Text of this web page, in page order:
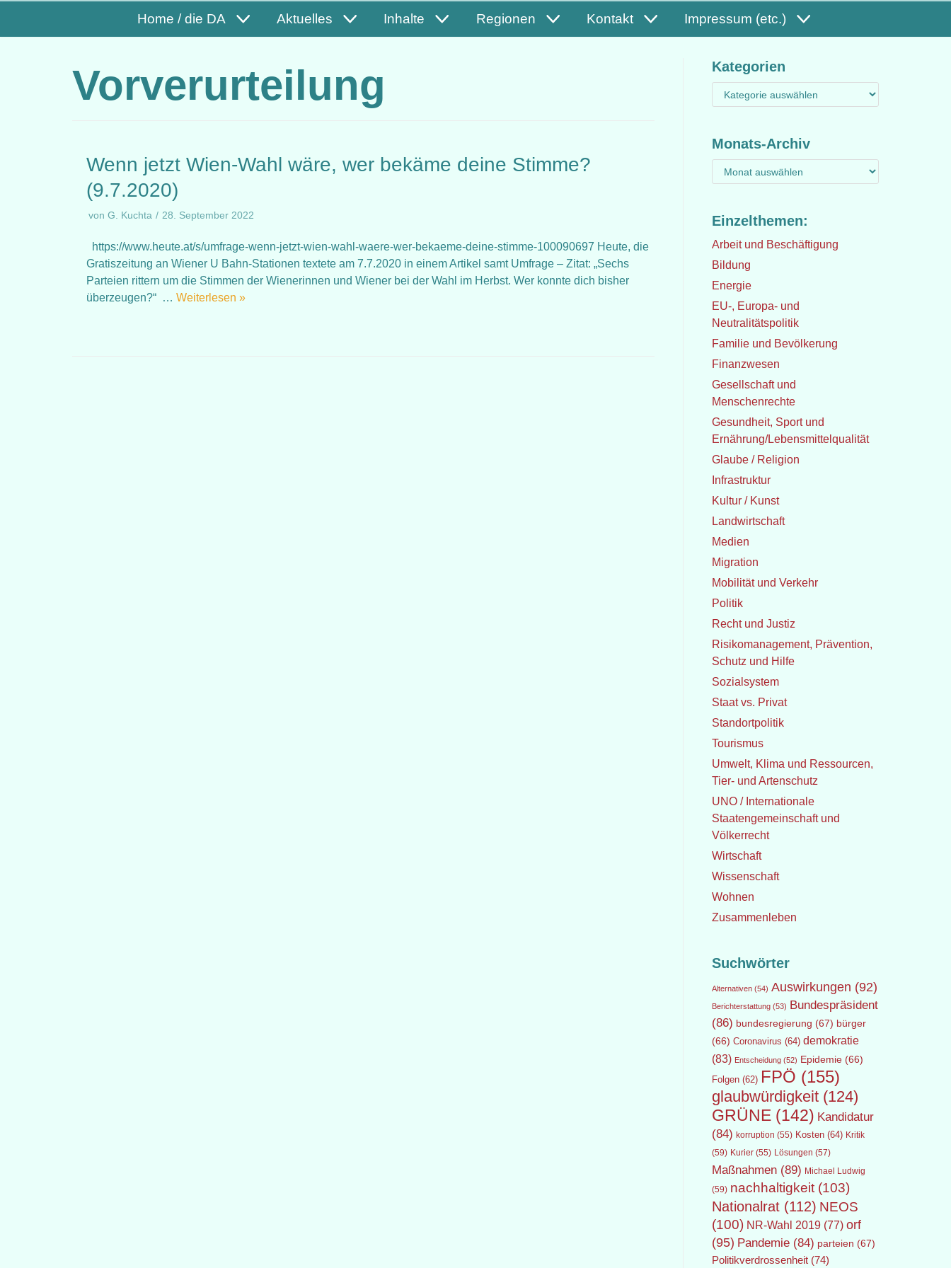
Home / die DA Aktuelles Inhalte Regionen Kontakt Impressum (etc.)
Vorverurteilung
Wenn jetzt Wien-Wahl wäre, wer bekäme deine Stimme?
(9.7.2020)
von G. Kuchta 28. September 2022
https://www.heute.at/s/umfrage-wenn-jetzt-wien-wahl-waere-wer-bekaeme-deine-stimme-100090697 Heute, die
Gratiszeitung an Wiener U Bahn-Stationen textete am 7.7.2020 in einem Artikel samt Umfrage – Zitat: „Sechs
Parteien rittern um die Stimmen der Wienerinnen und Wiener bei der Wahl im Herbst. Wer konnte dich bisher
überzeugen?“ … Weiterlesen »
Kategorien
Monats-Archiv
Einzelthemen:
Arbeit und Beschäftigung
Bildung
Energie
EU-, Europa- und
Neutralitätspolitik
Familie und Bevölkerung
Finanzwesen
Gesellschaft und
Menschenrechte
Gesundheit, Sport und
Ernährung/Lebensmittelqualität
Glaube / Religion
Infrastruktur
Kultur / Kunst
Landwirtschaft
Medien
Migration
Mobilität und Verkehr
Politik
Recht und Justiz
Risikomanagement, Prävention,
Schutz und Hilfe
Sozialsystem
Staat vs. Privat
Standortpolitik
Tourismus
Umwelt, Klima und Ressourcen,
Tier- und Artenschutz
UNO / Internationale
Staatengemeinschaft und
Völkerrecht
Wirtschaft
Wissenschaft
Wohnen
Zusammenleben
Suchwörter
Alternativen(54) Auswirkungen (92)
Berichterstattung(53) Bundespräsident
(86) bundesregierung (67) bürger
(66) Coronavirus (64) demokratie
(83) Entscheidung(52) Epidemie(66)
Folgen(62) FPÖ (155)
glaubwürdigkeit(124)
GRÜNE(142) Kandidatur
(84) korruption (55) Kosten(64) Kritik
(59) Kurier(55) Lösungen (57)
Maßnahmen(89) Michael Ludwig
(59) nachhaltigkeit(103)
Nationalrat(112) NEOS
(100) NR-Wahl 2019(77) orf
(95) Pandemie(84) parteien (67)
Politikverdrossenheit(74)